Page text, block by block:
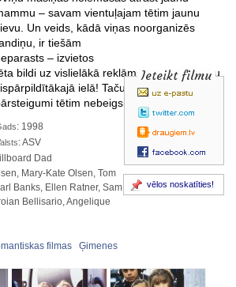
– savam vientuļajam tētim jaunu
Un veids, kādā viņas noorganizēs
ir tiešām
– izvietos
bildi uz vislielākā reklāmu vairoga cilvēku
ielā! Taču ar to vien vēl
tētim nebeigsies!
Ieteikt filmu
vēlos noskatīties!
: 1998
: ASV
Dad
Mary-Kate Olsen, Tom
Banks, Ellen Ratner, Sam
Bellisario, Angelique
filmas
Ģimenes